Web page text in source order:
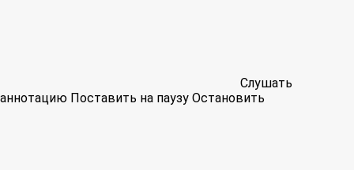
Слушать
аннотацию Поставить на паузу Остановить